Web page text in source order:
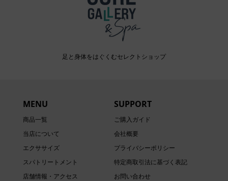
足と身体をはぐくむセレクトショップ
MENU
商品一覧
当店について
エクササイズ
スパトリートメント
店舗情報・アクセス
SUPPORT
ご購入ガイド
会社概要
プライバシーポリシー
特定商取引法に基づく表記
お問い合わせ